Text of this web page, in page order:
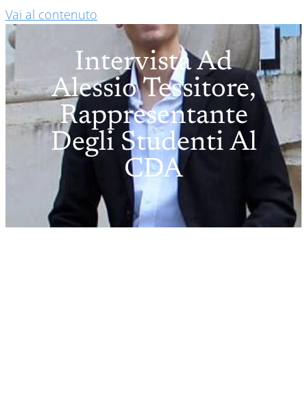
Vai al contenuto
Intervista Ad
Alessio Tessitore,
Rappresentante
Degli Studenti Al
CDA